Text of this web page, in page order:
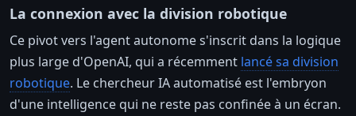
La connexion avec la division robotique
Ce pivot vers l'agent autonome s'inscrit dans la logique
plus large d'OpenAI, qui a récemment lancé sa division
robotique. Le chercheur IA automatisé est l'embryon
d'une intelligence qui ne reste pas confinée à un écran.